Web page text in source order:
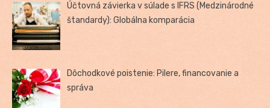
Účtovná závierka v súlade s IFRS (Medzinárodné
štandardy): Globálna komparácia
Dôchodkové poistenie: Pilere, financovanie a
správa